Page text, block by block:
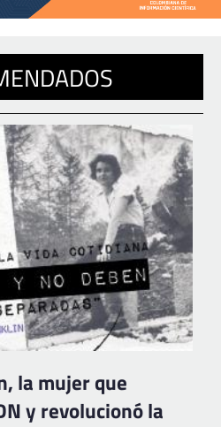
la mujer que
y revolucionó la